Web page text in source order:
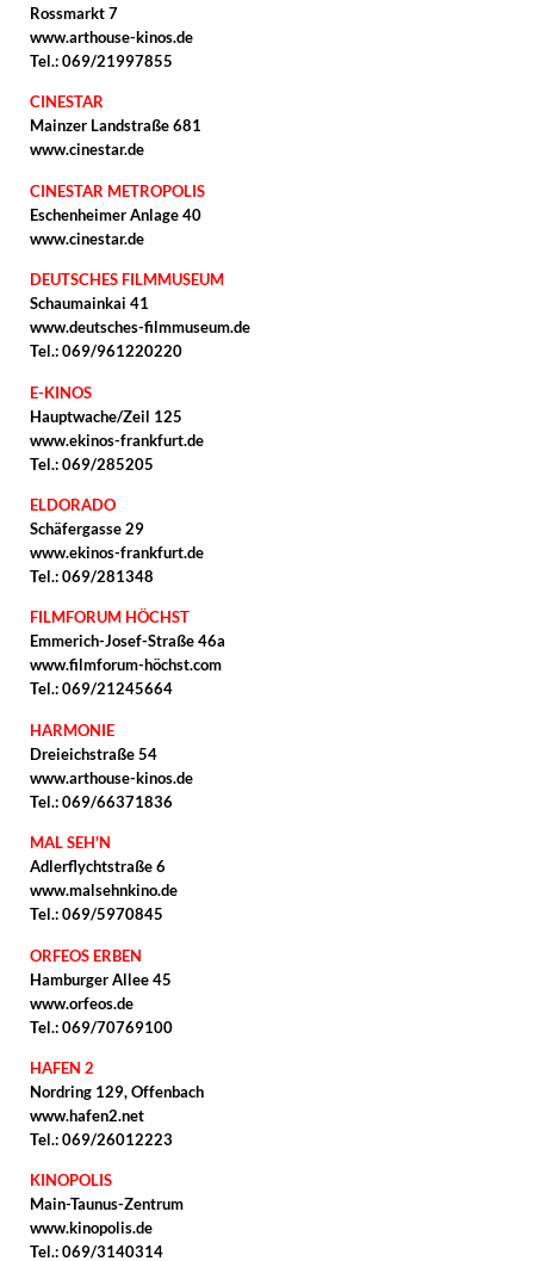
Rossmarkt 7
www.arthouse-kinos.de
Tel.: 069/21997855
CINESTAR
Mainzer Landstraße 681
www.cinestar.de
CINESTAR METROPOLIS
Eschenheimer Anlage 40
www.cinestar.de
DEUTSCHES FILMMUSEUM
Schaumainkai 41
www.deutsches-filmmuseum.de
Tel.: 069/961220220
E-KINOS
Hauptwache/Zeil 125
www.ekinos-frankfurt.de
Tel.: 069/285205
ELDORADO
Schäfergasse 29
www.ekinos-frankfurt.de
Tel.: 069/281348
FILMFORUM HÖCHST
Emmerich-Josef-Straße 46a
www.filmforum-höchst.com
Tel.: 069/21245664
HARMONIE
Dreieichstraße 54
www.arthouse-kinos.de
Tel.: 069/66371836
MAL SEH'N
Adlerflychtstraße 6
www.malsehnkino.de
Tel.: 069/5970845
ORFEOS ERBEN
Hamburger Allee 45
www.orfeos.de
Tel.: 069/70769100
HAFEN 2
Nordring 129, Offenbach
www.hafen2.net
Tel.: 069/26012223
KINOPOLIS
Main-Taunus-Zentrum
www.kinopolis.de
Tel.: 069/3140314